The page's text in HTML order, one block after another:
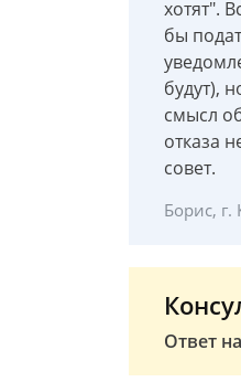
хотят".
бы
будут),
смысл
отказа
совет.
Борис, г.
Ответ